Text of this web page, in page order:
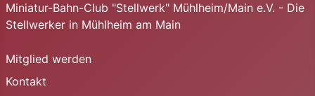
Miniatur-Bahn-Club "Stellwerk" Mühlheim/Main e.V. - Die
Stellwerker in Mühlheim am Main
Mitglied werden
Kontakt